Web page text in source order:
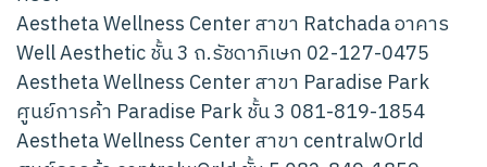
Aestheta Wellness Center สาขา Ratchada อาคาร
Well Aesthetic ชั้น 3 ถ.รัชดาภิเษก 02-127-0475
Aestheta Wellness Center สาขา Paradise Park
ศูนย์การค้า Paradise Park ชั้น 3 081-819-1854
Aestheta Wellness Center สาขา centralwOrld